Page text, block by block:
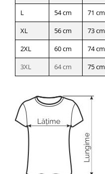
L
54 cm
71 cm
XL
56 cm
73 cm
2XL
60 cm
74 cm
3XL
64 cm 75 cm